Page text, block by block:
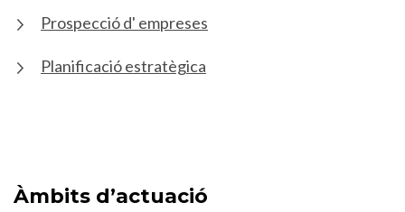
Prospecció d' empreses
Planificació estratègica
Àmbits d’actuació